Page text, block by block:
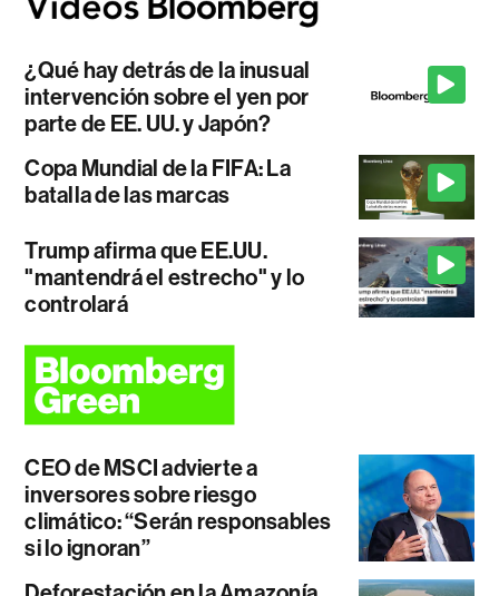
¿Qué hay detrás de la inusual
intervención sobre el yen por
parte de EE. UU. y Japón?
Copa Mundial de la FIFA: La
batalla de las marcas
Trump afirma que EE.UU.
"mantendrá el estrecho" y lo
controlará
CEO de MSCI advierte a
inversores sobre riesgo
climático: “Serán responsables
si lo ignoran”